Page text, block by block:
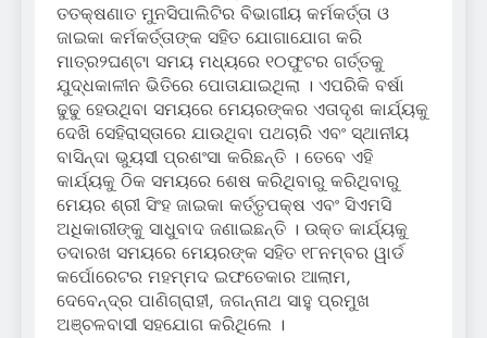
ତତକ୍ଷଣାତ ମୁନସିପାଲିଟିର ବିଭାଗୀୟ କର୍ମକର୍ତ୍ତା ଓ
ଜାଇକା କର୍ମକର୍ତ୍ତାଙ୍କ ସହିତ ଯୋଗାଯୋଗ କରି
ମାତ୍ର୨ଘଣ୍ଟା ସମୟ ମଧ୍ୟରେ ୧୦ଫୁଟର ଗର୍ତ୍ତକୁ
ଯୁଦ୍ଧକାଳୀନ ଭିତିରେ ପୋତାଯାଇଥିଲା । ଏପରିକି ବର୍ଷା
ଢୁଢୁ ହେଉଥିବା ସମୟରେ ମେୟରଙ୍କର ଏତାଦୃଶ କାର୍ଯ୍ୟକୁ
ଦେଖି ସେହିରାସ୍ତାରେ ଯାଉଥିବା ପଥଚାରି ଏବଂ ସ୍ଥାନୀୟ
ବାସିନ୍ଦା ଭୁୟସୀ ପ୍ରଶଂସା କରିଛନ୍ତି । ତେବେ ଏହି
କାର୍ଯ୍ୟକୁ ଠିକ ସମୟରେ ଶେଷ କରିଥିବାରୁ କରିଥିବାରୁ
ମେୟର ଶ୍ରୀ ସିଂହ ଜାଇକା କର୍ତ୍ତୃପକ୍ଷ ଏବଂ ସିଏମସି
ଅଧିକାରୀଙ୍କୁ ସାଧୁବାଦ ଜଣାଇଛନ୍ତି । ଉକ୍ତ କାର୍ଯ୍ୟକୁ
ତଦାରଖ ସମୟରେ ମେୟରଙ୍କ ସହିତ ୧୮ନମ୍ବର ୱାର୍ଡ
କର୍ପୋରେଟର ମହମ୍ମଦ ଇଫତେକାର ଆଲାମ,
ଦେବେନ୍ଦ୍ର ପାଣିଗ୍ରାହୀ, ଜଗନ୍ନାଥ ସାହୁ ପ୍ରମୁଖ
ଅଞ୍ଚଳବାସୀ ସହଯୋଗ କରିଥିଲେ ।